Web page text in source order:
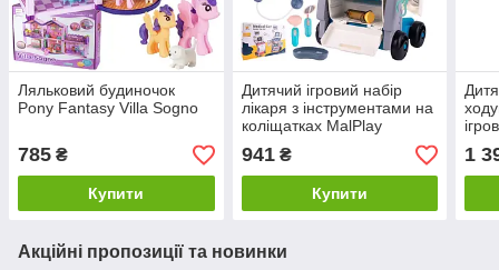
Ляльковий будиночок
Pony Fantasy Villa Sogno
785 ₴
Купити
Дитячий ігровий набір
лікаря з інструментами на
коліщатках MalPlay
941₴
Купити
1
Акційні пропозиції та новинки